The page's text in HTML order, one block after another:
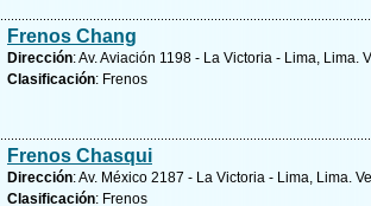
Frenos Chang
Dirección: Av. Aviación 1198 - La Victoria - Lima, Lima.
Clasificación: Frenos
Frenos Chasqui
Dirección: Av. México 2187 - La Victoria - Lima, Lima.
Clasificación: Frenos